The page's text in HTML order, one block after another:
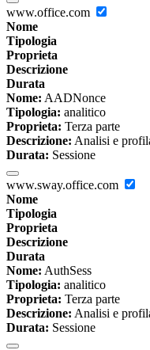
www.office.com
Nome
Tipologia
Proprieta
Descrizione
Durata
Nome: AADNonce
Tipologia: analitico
Proprieta: Terza parte
Descrizione: Analisi e
Durata: Sessione
www.sway.office.com
Nome
Tipologia
Proprieta
Descrizione
Durata
Nome: AuthSess
Tipologia: analitico
Proprieta: Terza parte
Descrizione: Analisi e
Durata: Sessione